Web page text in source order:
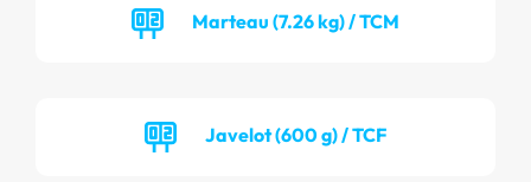
Marteau (7.26 kg) / TCM
Javelot (600 g) / TCF